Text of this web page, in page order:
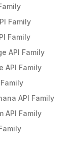
Family
Family
API Family
API Family
API Family
API Family